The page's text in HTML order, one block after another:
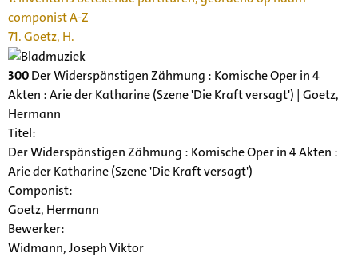
componist A-Z
71. Goetz, H.
300Der Widerspänstigen Zähmung : Komische Oper in 4
Akten : Arie der Katharine (Szene 'Die Kraft versagt') | Goetz,
Hermann
Titel:
Der Widerspänstigen Zähmung : Komische Oper in 4 Akten :
Arie der Katharine (Szene 'Die Kraft versagt')
Componist:
Goetz, Hermann
Bewerker:
Widmann, Joseph Viktor